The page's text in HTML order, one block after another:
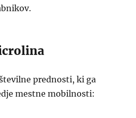
prednosti, ki ga
mestne mobilnosti: